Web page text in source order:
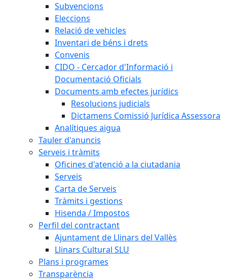
Subvencions
Eleccions
Relació de vehicles
Inventari de béns i drets
Convenis
CIDO - Cercador d'Informació i
Documentació Oficials
Documents amb efectes jurídics
Resolucions judicials
Dictamens Comissió Jurídica Assessora
Analítiques aigua
Tauler d'anuncis
Serveis i tràmits
Oficines d'atenció a la ciutadania
Serveis
Carta de Serveis
Tràmits i gestions
Hisenda / Impostos
Perfil del contractant
Ajuntament de Llinars del Vallès
Llinars Cultural SLU
Plans i programes
Transparència